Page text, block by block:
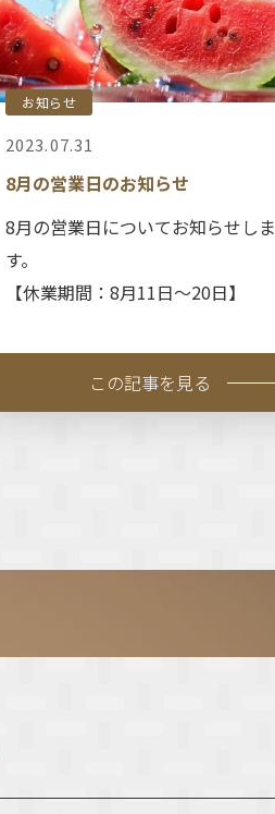
お知らせ
2023.07.31
8月の営業日のお知らせ
8月の営業日についてお知らせしま
す。
【休業期間：8月11日～20日】
この記事を見る